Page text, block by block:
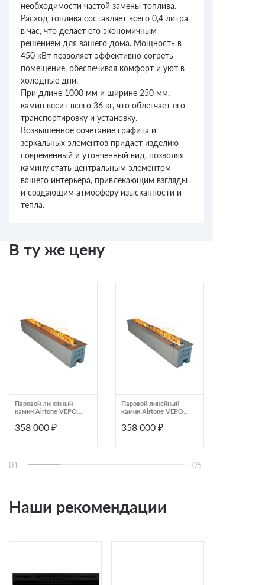
необходимости частой замены топлива.
Расход топлива составляет всего 0,4 литра
в час, что делает его экономичным
решением для вашего дома. Мощность в
450 кВт позволяет эффективно согреть
помещение, обеспечивая комфорт и уют в
холодные дни.
При длине 1000 мм и ширине 250 мм,
камин весит всего 36 кг, что облегчает его
транспортировку и установку.
Возвышенное сочетание графита и
зеркальных элементов придает изделию
современный и утонченный вид, позволяя
камину стать центральным элементом
вашего интерьера, привлекающим взгляды
и создающим атмосферу изысканности и
тепла.
В ту же цену
Паровой линейный
камин Airtone VEPO
золото-сатин
358 000 ₽
Паровой линейный
камин Airtone VEPO
358 000 ₽
01 05
Наши рекомендации